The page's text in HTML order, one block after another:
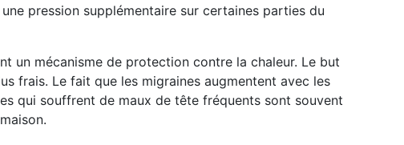
pression supplémentaire sur certaines parties du
un mécanisme de protection contre la chaleur. Le but
frais. Le fait que les migraines augmentent avec les
qui souffrent de maux de tête fréquents sont souvent